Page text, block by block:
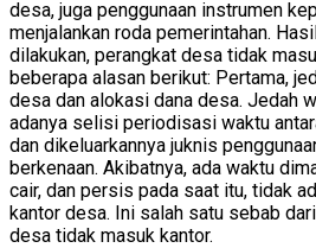
desa, juga penggunaan instrumen
menjalankan roda pemerintahan.
dilakukan, perangkat desa tidak
beberapa alasan berikut: Pertama,
desa dan alokasi dana desa. Jedah
adanya selisi periodisasi waktu
dan dikeluarkannya juknis
berkenaan. Akibatnya, ada waktu
cair, dan persis pada saat itu, tidak
kantor desa. Ini salah satu sebab
desa tidak masuk kantor.